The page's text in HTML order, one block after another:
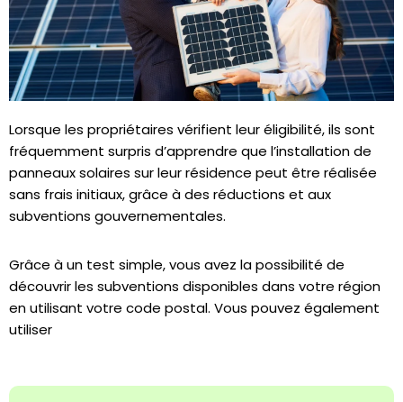
Lorsque les propriétaires vérifient leur éligibilité, ils sont
fréquemment surpris d’apprendre que l’installation de
panneaux solaires sur leur résidence peut être réalisée
sans frais initiaux, grâce à des réductions et aux
subventions gouvernementales.
Grâce à un test simple, vous avez la possibilité de
découvrir les subventions disponibles dans votre région
en utilisant votre code postal. Vous pouvez également
utiliser